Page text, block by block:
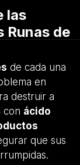
las
Runas de
de cada una
en
destruir a
con ácido
que sus